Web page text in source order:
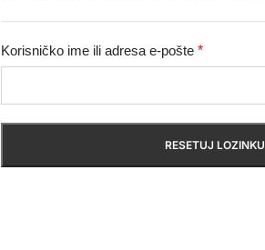
Korisničko ime ili adresa e-pošte *
RESETUJ LOZINKU